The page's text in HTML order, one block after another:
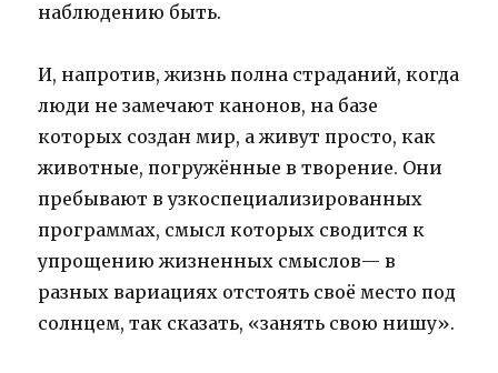
наблюдению быть.
И, напротив, жизнь полна страданий, когда
люди не замечают канонов, на базе
которых создан мир, а живут просто, как
животные, погружённые в творение. Они
пребывают в узкоспециализированных
программах, смысл которых сводится к
упрощению жизненных смыслов— в
разных вариациях отстоять своё место под
солнцем, так сказать, «занять свою нишу».